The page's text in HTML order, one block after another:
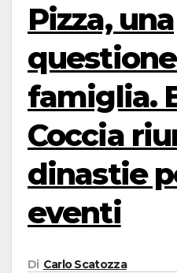
Pizza, una
famiglia.
Coccia
dinastie
eventi
Di Carlo Scatozza